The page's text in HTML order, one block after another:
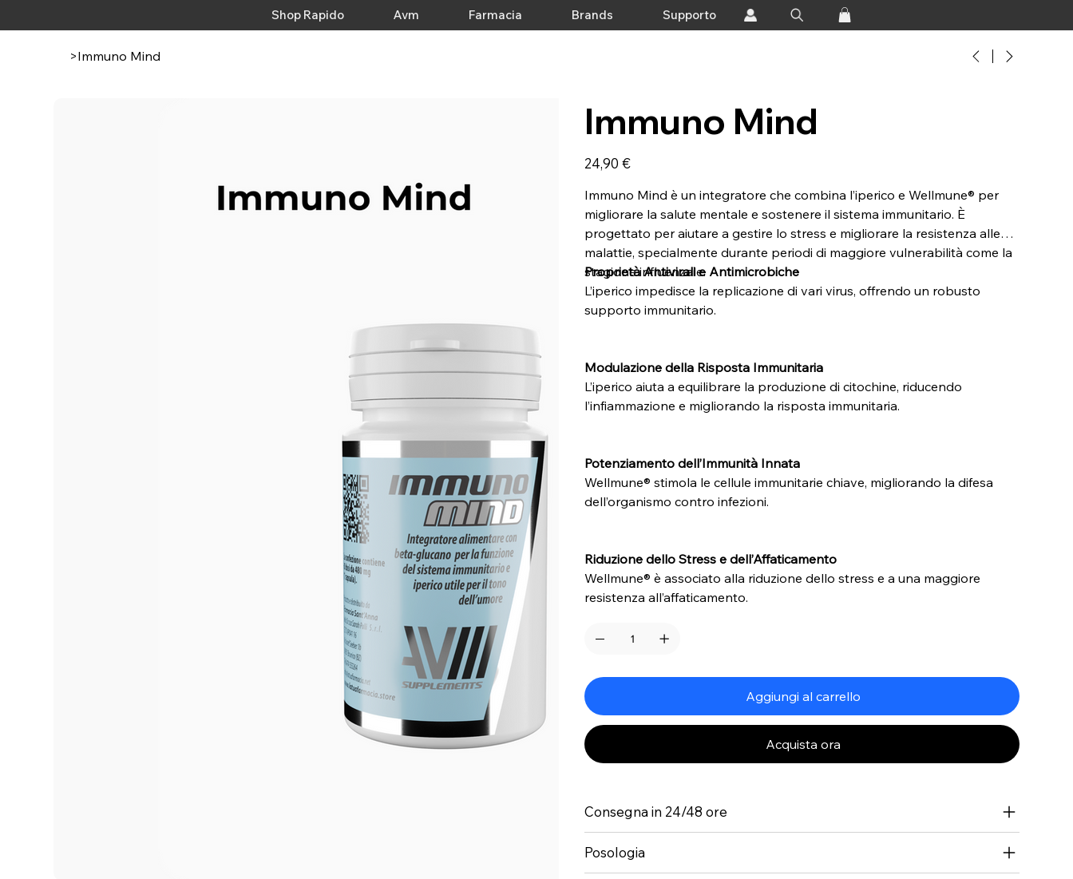
Shop Rapido Avm Farmacia Brands Supporto
>Immuno Mind
Immuno Mind
Prezzo
24,90 €
Immuno Mind è un integratore che combina l’iperico e Wellmune® per
migliorare la salute mentale e sostenere il sistema immunitario. È
progettato per aiutare a gestire lo stress e migliorare la resistenza alle
malattie, specialmente durante periodi di maggiore vulnerabilità come la
stagione influenzale.
Proprietà Antivirali e Antimicrobiche
L’iperico impedisce la replicazione di vari virus, offrendo un robusto
supporto immunitario.
Modulazione della Risposta Immunitaria
L’iperico aiuta a equilibrare la produzione di citochine, riducendo
l’infiammazione e migliorando la risposta immunitaria.
Potenziamento dell’Immunità Innata
Wellmune® stimola le cellule immunitarie chiave, migliorando la difesa
dell’organismo contro infezioni.
Riduzione dello Stress e dell’Affaticamento
Wellmune® è associato alla riduzione dello stress e a una maggiore
resistenza all’affaticamento.
Aggiungi al carrello
Acquista ora
Consegna in 24/48 ore
Posologia